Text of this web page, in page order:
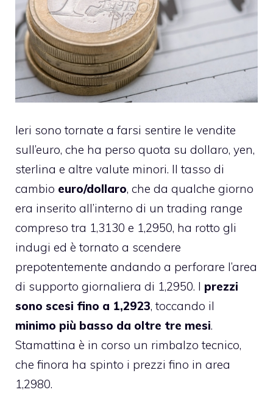
Ieri sono tornate a farsi sentire le vendite
sull’euro, che ha perso quota su dollaro, yen,
sterlina e altre valute minori. Il tasso di
cambio euro/dollaro, che da qualche giorno
era inserito all’interno di un trading range
compreso tra 1,3130 e 1,2950, ha rotto gli
indugi ed è tornato a scendere
prepotentemente andando a perforare l’area
di supporto giornaliera di 1,2950. I prezzi
sono scesi fino a 1,2923, toccando il
minimo più basso da oltre tre mesi.
Stamattina è in corso un rimbalzo tecnico,
che finora ha spinto i prezzi fino in area
1,2980.